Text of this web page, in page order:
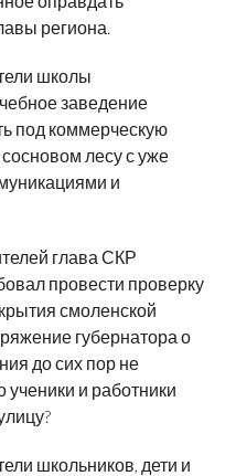
региона.
школы
заведение
под коммерческую
сосновом лесу с уже
и
глава СКР
провести проверку
смоленской
губернатора о
до сих пор не
и работники
школьников, дети и